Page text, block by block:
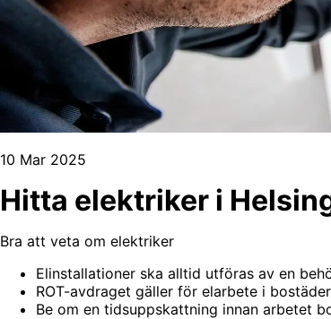
10 Mar 2025
Hitta elektriker i
Bra att veta om elektriker
Elinstallationer ska alltid utföras av en
ROT-avdraget gäller för elarbete i
Be om en tidsuppskattning innan arbetet